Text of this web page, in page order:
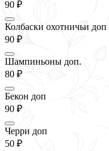
90 ₽
Колбаски охотничьи доп
90 ₽
Шампиньоны доп.
80 ₽
Бекон доп
90 ₽
Черри доп
50 ₽